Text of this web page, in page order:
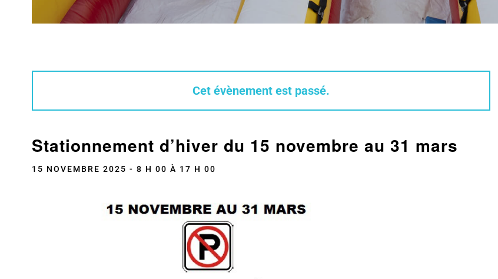
Cet évènement est passé.
Stationnement d’hiver du 15 novembre au 31 mars
15 NOVEMBRE 2025 - 8 H 00 À 17 H 00